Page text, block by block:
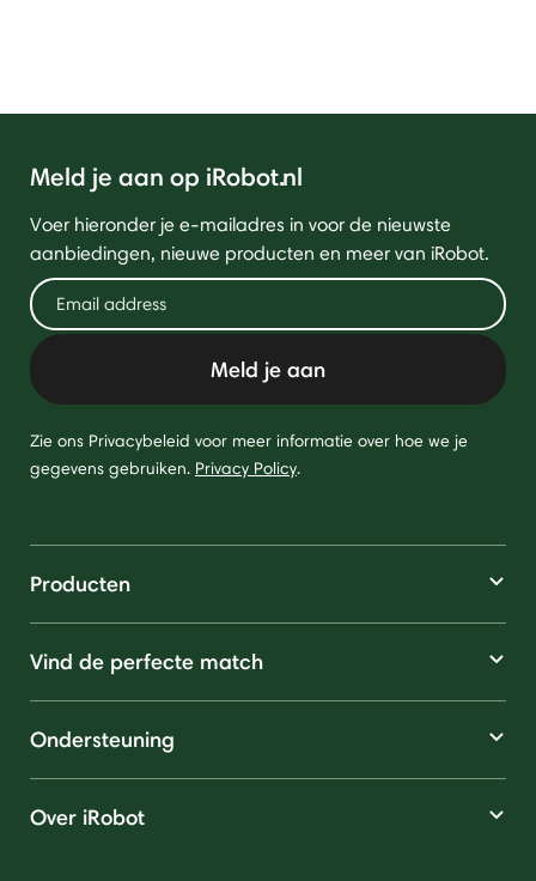
Meld je aan op iRobot.nl
Voer hieronder je e-mailadres in voor de nieuwste
aanbiedingen, nieuwe producten en meer van iRobot.
Meld je aan
Zie ons Privacybeleid voor meer informatie over hoe we je
gegevens gebruiken. Privacy Policy.
Producten
Vind de perfecte match
Ondersteuning
Over iRobot